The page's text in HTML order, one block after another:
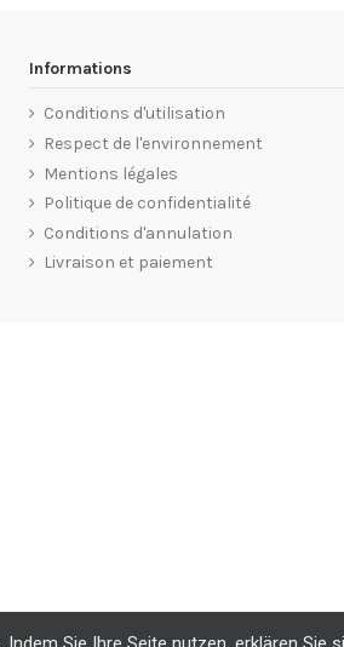
Informations
Conditions d'utilisation
Respect de l'environnement
Mentions légales
Politique de confidentialité
Conditions d'annulation
Livraison et paiement